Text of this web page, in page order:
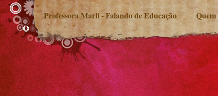
Professora Marli - Falando de Educação Quem